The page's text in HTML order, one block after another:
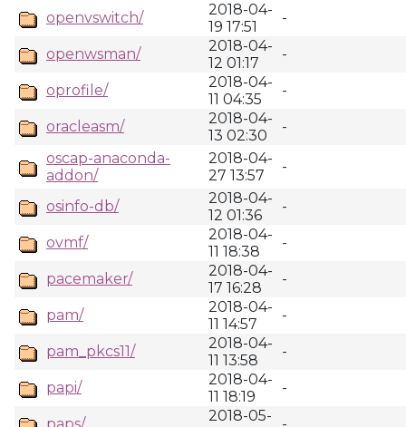
openvswitch/
2018-04-
19 17:51
-
openwsman/
2018-04-
12 01:17
-
oprofile/
2018-04-
11 04:35
-
oracleasm/
2018-04-
13 02:30
-
oscap-anaconda-
addon/
2018-04-
27 13:57
-
osinfo-db/
2018-04-
12 01:36
-
ovmf/
2018-04-
11 18:38
-
pacemaker/
2018-04-
17 16:28
-
pam/
2018-04-
11 14:57
-
pam_pkcs11/
2018-04-
11 13:58
-
papi/
2018-04-
11 18:19
-
2018-05-